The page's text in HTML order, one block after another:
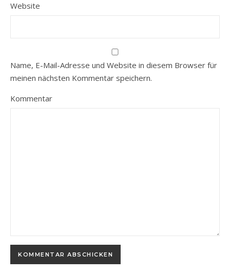
Website
Name, E-Mail-Adresse und Website in diesem Browser für
meinen nächsten Kommentar speichern.
Kommentar